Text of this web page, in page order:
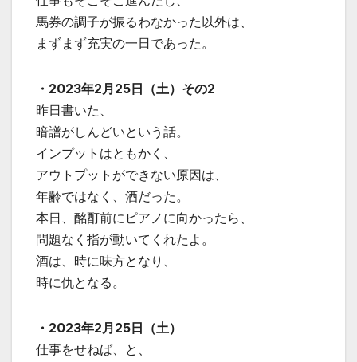
馬券の調子が振るわなかった以外は、
まずまず充実の一日であった。
・2023年2月25日（土）その2
昨日書いた、
暗譜がしんどいという話。
インプットはともかく、
アウトプットができない原因は、
年齢ではなく、酒だった。
本日、酩酊前にピアノに向かったら、
問題なく指が動いてくれたよ。
酒は、時に味方となり、
時に仇となる。
・2023年2月25日（土）
仕事をせねば、と、